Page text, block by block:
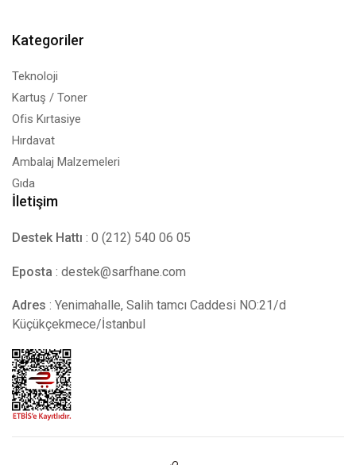
Kategoriler
Teknoloji
Kartuş / Toner
Ofis Kırtasiye
Hırdavat
Ambalaj Malzemeleri
Gıda
İletişim
Destek Hattı : 0 (212) 540 06 05
Eposta : destek@sarfhane.com
Adres : Yenimahalle, Salih tamcı Caddesi NO:21/d
Küçükçekmece/İstanbul